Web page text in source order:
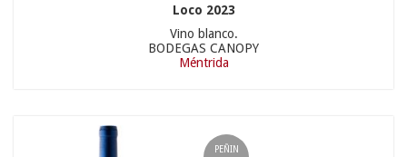
Loco 2023
Vino blanco.
BODEGAS CANOPY
Méntrida
PEÑIN
35.90 €